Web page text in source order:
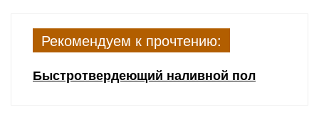
Рекомендуем к прочтению:
Быстротвердеющий наливной пол